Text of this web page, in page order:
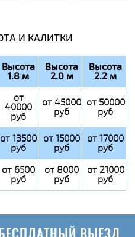
И КАЛИТКИ
Высота
1.8 м
Высота
2.0 м
Высота
2.2 м
от
40000
руб
от 45000
руб
от 50000
руб
от 13500
руб
от 15000
руб
от 17000
руб
от 6500
руб
от 8000
руб
от 21000
руб